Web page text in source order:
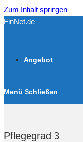
Zum Inhalt springen
FinNet.de
Angebot
Menü Schließen
Pflegegrad 3